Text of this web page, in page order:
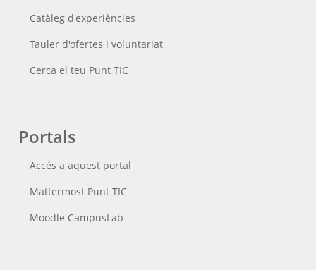
Catàleg d'experiències
Tauler d'ofertes i voluntariat
Cerca el teu Punt TIC
Portals
Accés a aquest portal
Mattermost Punt TIC
Moodle CampusLab